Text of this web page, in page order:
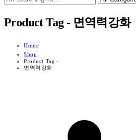
Product Tag - 면역력강화
Home
Shop
Product Tag -
면역력강화